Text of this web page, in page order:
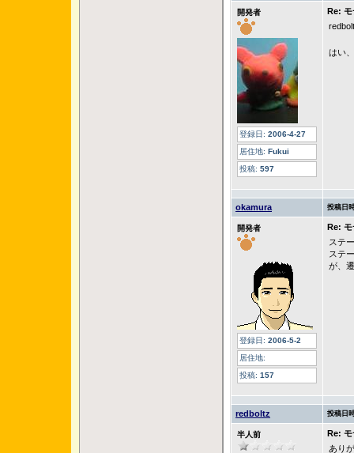
開発者
登録日: 2006-4-27
居住地: Fukui
投稿: 597
Re: モ
はい
okamura 投稿日
開発者
登録日: 2006-5-2
居住地:
投稿: 157
Re: モ
ステ
ステ
が、
redboltz 投稿日
半人前
Re: モ
あり